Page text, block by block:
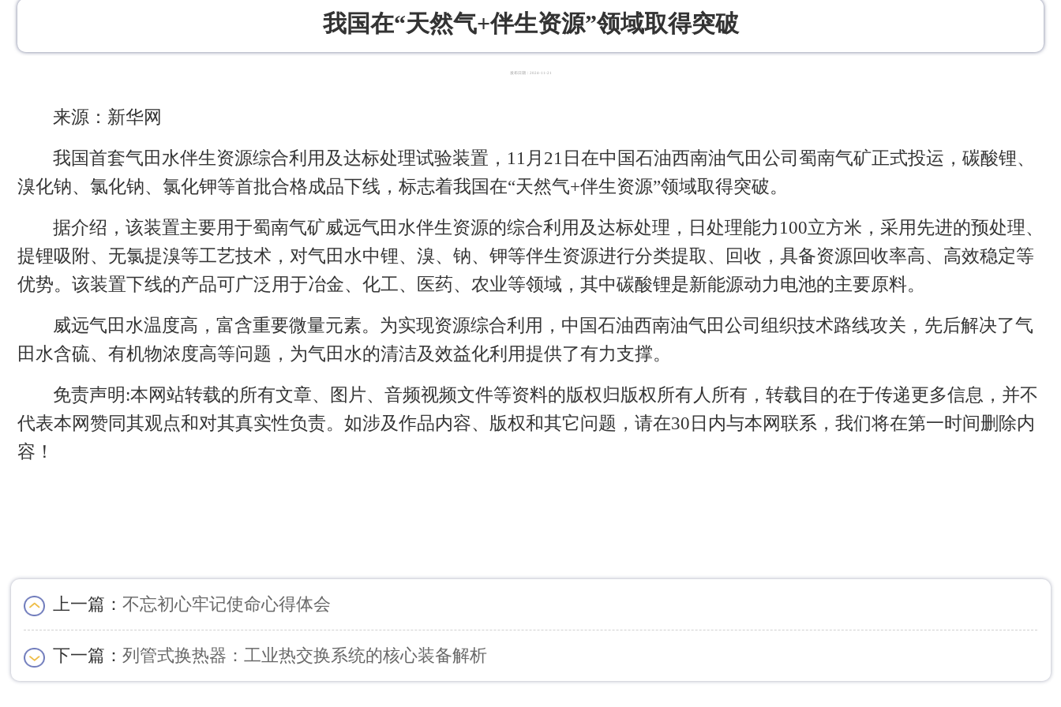
我国在“天然气+伴生资源”领域取得突破
发布日期：2024-11-21
来源：新华网
我国首套气田水伴生资源综合利用及达标处理试验装置，11月21日在中国石油西南油气田公司蜀南气矿正式投运，碳酸锂、
溴化钠、氯化钠、氯化钾等首批合格成品下线，标志着我国在“天然气+伴生资源”领域取得突破。
据介绍，该装置主要用于蜀南气矿威远气田水伴生资源的综合利用及达标处理，日处理能力100立方米，采用先进的预处理、
提锂吸附、无氯提溴等工艺技术，对气田水中锂、溴、钠、钾等伴生资源进行分类提取、回收，具备资源回收率高、高效稳定等
优势。该装置下线的产品可广泛用于冶金、化工、医药、农业等领域，其中碳酸锂是新能源动力电池的主要原料。
威远气田水温度高，富含重要微量元素。为实现资源综合利用，中国石油西南油气田公司组织技术路线攻关，先后解决了气
田水含硫、有机物浓度高等问题，为气田水的清洁及效益化利用提供了有力支撑。
免责声明:本网站转载的所有文章、图片、音频视频文件等资料的版权归版权所有人所有，转载目的在于传递更多信息，并不
代表本网赞同其观点和对其真实性负责。如涉及作品内容、版权和其它问题，请在30日内与本网联系，我们将在第一时间删除内
容！
上一篇：不忘初心牢记使命心得体会
下一篇：列管式换热器：工业热交换系统的核心装备解析